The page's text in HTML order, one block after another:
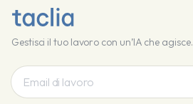
Gestisci il tuo lavoro con un’IA che agisce.